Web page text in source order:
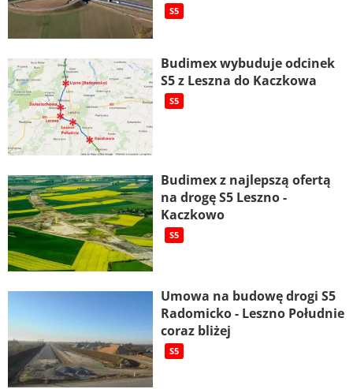
S5
Budimex wybuduje odcinek
S5 z Leszna do Kaczkowa
S5
Budimex z najlepszą ofertą
na drogę S5 Leszno -
Kaczkowo
S5
Umowa na budowę drogi S5
Radomicko - Leszno Południe
coraz bliżej
S5